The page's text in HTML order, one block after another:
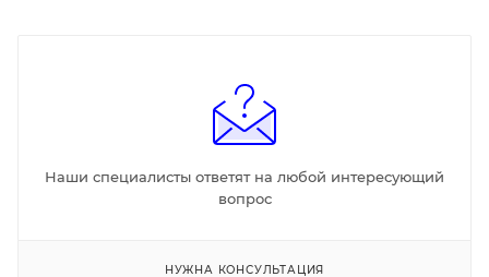
Наши специалисты ответят на любой интересующий
вопрос
НУЖНА КОНСУЛЬТАЦИЯ